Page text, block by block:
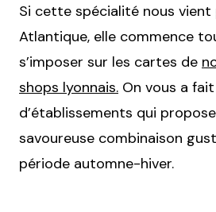
Si cette spécialité nous
Atlantique, elle commence
s’imposer sur les cartes de
shops lyonnais. On vous a
d’établissements qui
savoureuse combinaison
période automne-hiver.